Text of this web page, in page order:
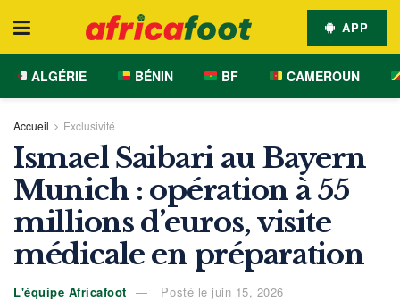
APP
ALGÉRIE BÉNIN BF CAMEROUN
Accueil Exclusivité
Ismael Saibari au Bayern
Munich : opération à 55
millions d’euros, visite
médicale en préparation
L'équipe Africafoot Posté le juin 15, 2026